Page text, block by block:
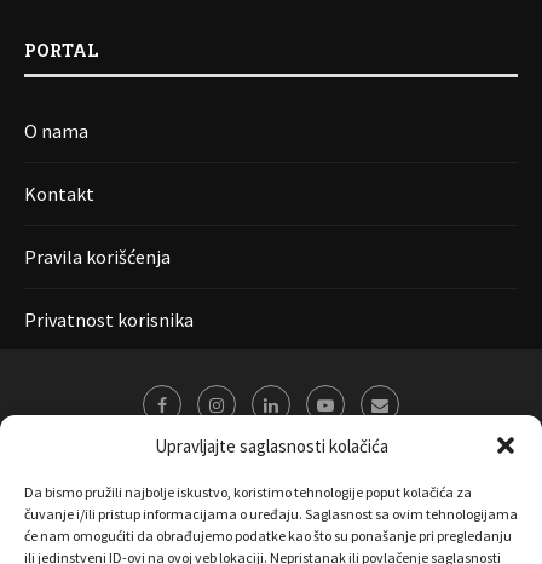
Upravljajte saglasnosti kolačića
Da bismo pružili najbolje iskustvo, koristimo tehnologije poput kolačića za
čuvanje i/ili pristup informacijama o uređaju. Saglasnost sa ovim tehnologijama
će nam omogućiti da obrađujemo podatke kao što su ponašanje pri pregledanju
ili jedinstveni ID-ovi na ovoj veb lokaciji. Nepristanak ili povlačenje saglasnosti
PORTAL
O nama
Kontakt
Pravila korišćenja
Privatnost korisnika